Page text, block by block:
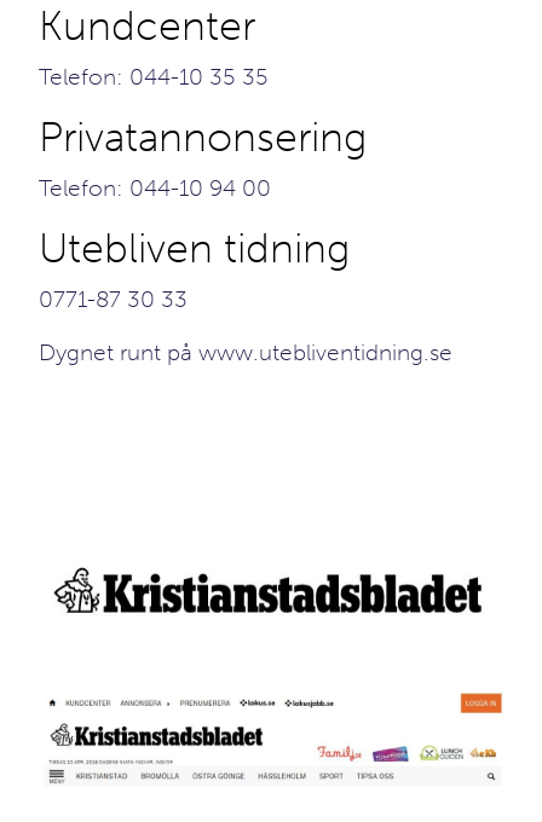
Kundcenter
Telefon: 044-10 35 35
Privatannonsering
Telefon: 044-10 94 00
Utebliven tidning
0771-87 30 33
Dygnet runt på www.utebliventidning.se